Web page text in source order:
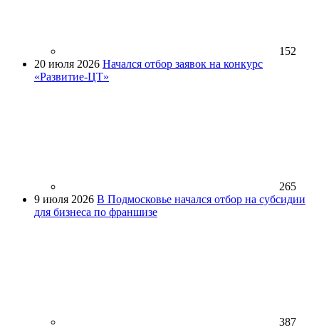
152
20 июля 2026 Начался отбор заявок на конкурс
«Развитие-ЦТ»
265
9 июля 2026 В Подмосковье начался отбор на субсидии
для бизнеса по франшизе
387